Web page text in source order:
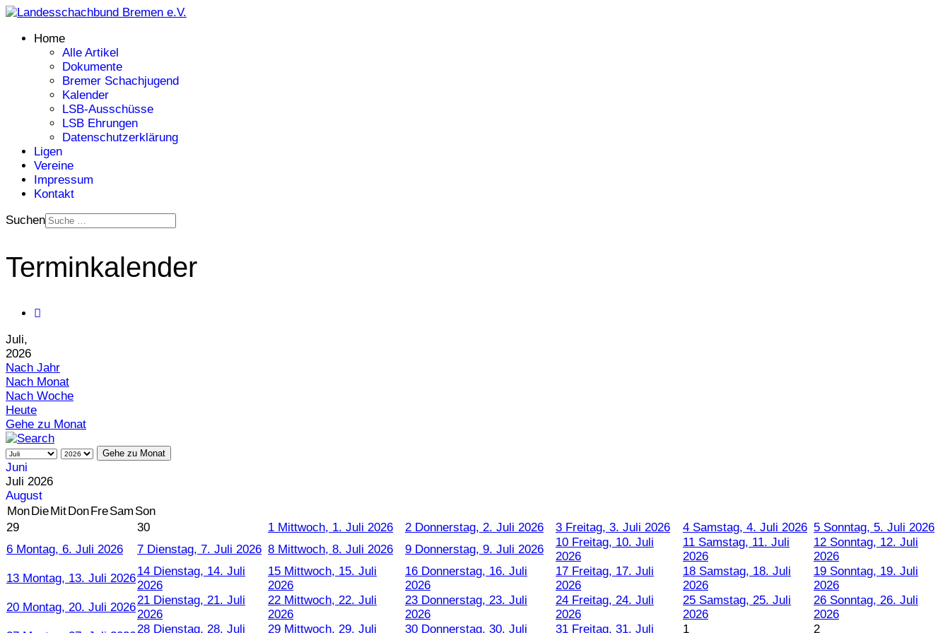
Home
Alle Artikel
Dokumente
Bremer Schachjugend
Kalender
LSB-Ausschüsse
LSB Ehrungen
Datenschutzerklärung
Ligen
Vereine
Impressum
Kontakt
Suchen
Terminkalender
Juli,
2026
Nach Jahr
Nach Monat
Nach Woche
Heute
Gehe zu Monat
Gehe zu Monat
Juni
Juli 2026
August
Mon Die Mit Don FreSam Son
29
30 1 Mittwoch, 1. Juli 2026 2 Donnerstag, 2. Juli 2026 3 Freitag, 3. Juli 2026 4 Samstag, 4. Juli 2026 5 Sonntag, 5. Juli 2026
6 Montag, 6. Juli 2026 7 Dienstag, 7. Juli 2026 8 Mittwoch, 8. Juli 2026 9 Donnerstag, 9. Juli 2026
10 Freitag, 10. Juli
2026
11 Samstag, 11. Juli
2026
12 Sonntag, 12. Juli
2026
13 Montag, 13. Juli 2026
14 Dienstag, 14. Juli
2026
15 Mittwoch, 15. Juli
2026
16 Donnerstag, 16. Juli
2026
17 Freitag, 17. Juli
2026
18 Samstag, 18. Juli
2026
19 Sonntag, 19. Juli
2026
20 Montag, 20. Juli 2026
21 Dienstag, 21. Juli
2026
22 Mittwoch, 22. Juli
2026
23 Donnerstag, 23. Juli
2026
24 Freitag, 24. Juli
2026
25 Samstag, 25. Juli
2026
26 Sonntag, 26. Juli
2026
28 Dienstag, 28. Juli
29 Mittwoch, 29. Juli
30 Donnerstag, 30. Juli
31 Freitag, 31. Juli
1 2